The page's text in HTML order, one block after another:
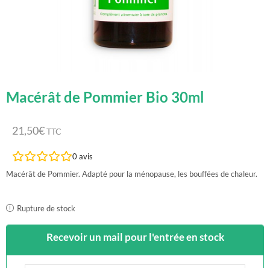
Macérât de Pommier Bio 30ml
21,50€TTC
0avis
Macérât de Pommier. Adapté pour la ménopause, les bouffées de chaleur.
Rupture de stock
Recevoir un mail pour l'entrée en stock